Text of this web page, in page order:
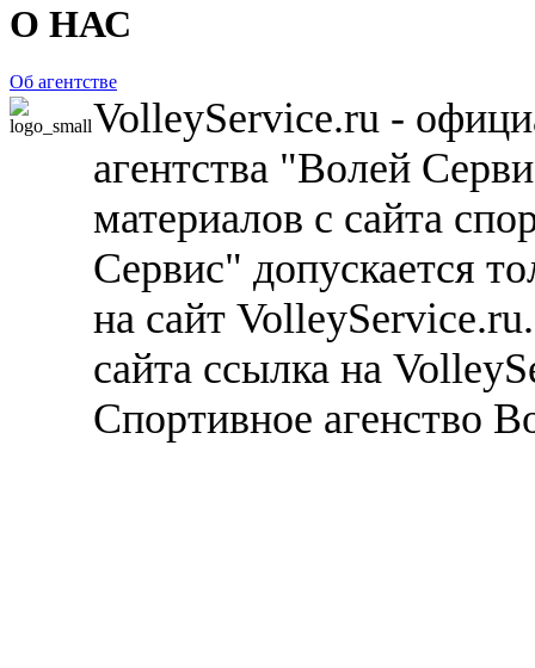
О НАС
Об агентстве
VolleyService.ru -
агентства "Волей
материалов с сайта
Сервис" допускается
на сайт
сайта ссылка на
Спортивное агенство